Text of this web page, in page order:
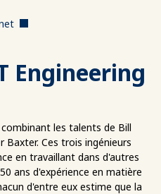
Engineering
les talents de Bill
Ces trois ingénieurs
en travaillant dans d'autres
ans d'expérience en matière
d'entre eux estime que la